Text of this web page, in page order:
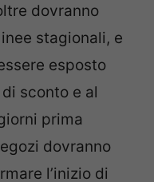
dovranno
stagionali, e
esposto
sconto e al
prima
dovranno
l’inizio di